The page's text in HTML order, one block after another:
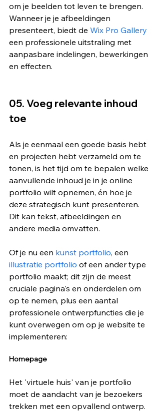
om je beelden tot leven te brengen.
Wanneer je je afbeeldingen
presenteert, biedt de Wix Pro Gallery
een professionele uitstraling met
aanpasbare indelingen, bewerkingen
en effecten.
05. Voeg relevante inhoud
toe
Als je eenmaal een goede basis hebt
en projecten hebt verzameld om te
tonen, is het tijd om te bepalen welke
aanvullende inhoud je in je online
portfolio wilt opnemen, én hoe je
deze strategisch kunt presenteren.
Dit kan tekst, afbeeldingen en
andere media omvatten.
Of je nu een kunst portfolio, een
illustratie portfolio of een ander type
portfolio maakt; dit zijn de meest
cruciale pagina's en onderdelen om
op te nemen, plus een aantal
professionele ontwerpfuncties die je
kunt overwegen om op je website te
implementeren:
Homepage
Het 'virtuele huis' van je portfolio
moet de aandacht van je bezoekers
trekken met een opvallend ontwerp.